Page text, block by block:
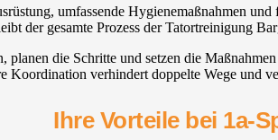
umfassende Hygienemaßnahmen
der gesamte Prozess der Tatortreinigung
die Schritte und setzen die
Koordination verhindert doppelte Wege und
Ihre Vorteile bei 1a-